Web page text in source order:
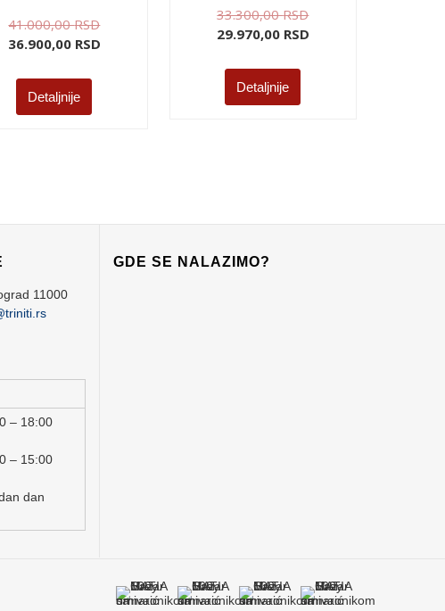
41.000,00RSD
36.900,00 RSD
Detaljnije
33.300,00RSD
29.970,00 RSD
Detaljnije
11000
– 18:00
– 15:00
dan
GDE SE NALAZIMO?